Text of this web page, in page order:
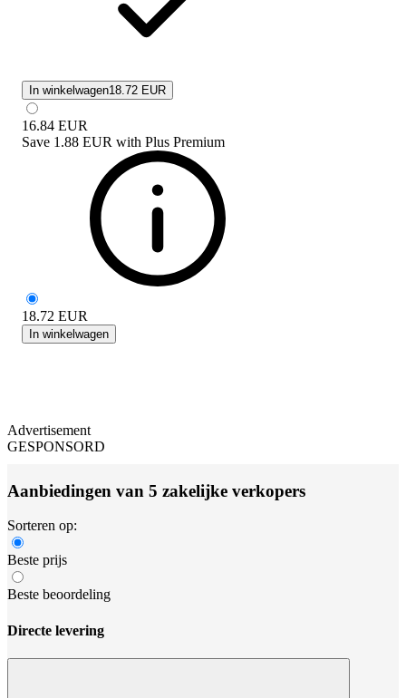
In winkelwagen18.72 EUR
16.84 EUR
Save 1.88 EUR with Plus Premium
18.72 EUR
In winkelwagen
Advertisement
GESPONSORD
Aanbiedingen van 5 zakelijke verkopers
Sorteren op:
Beste prijs
Beste beoordeling
Directe levering